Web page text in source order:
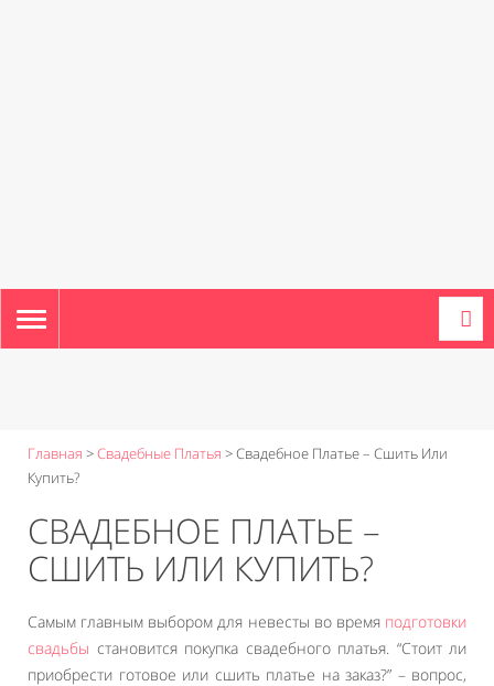
TOGGLE
NAVIGATION
Главная >Свадебные Платья >Свадебное Платье – Сшить Или
Купить?
СВАДЕБНОЕ ПЛАТЬЕ –
СШИТЬ ИЛИ КУПИТЬ?
Самым главным выбором для невесты во время подготовки
свадьбы становится покупка свадебного платья. “Стоит ли
приобрести готовое или сшить платье на заказ?” – вопрос,